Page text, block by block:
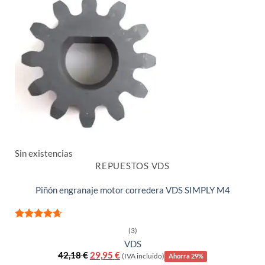
Sin existencias
REPUESTOS VDS
Piñón engranaje motor corredera VDS SIMPLY M4
(3)
VDS
42,18€ El
29,95 €El
(IVA incluido) Ahorra 29%